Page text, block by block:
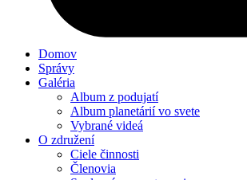
Domov
Správy
Galéria
Album z podujatí
Album planetárií vo svete
Vybrané videá
O združení
Ciele činnosti
Členovia